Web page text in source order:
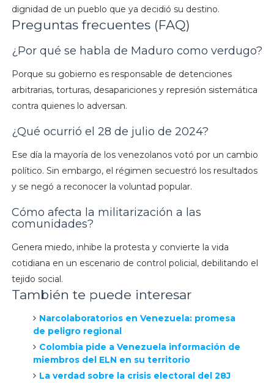
dignidad de un pueblo que ya decidió su destino.
Preguntas frecuentes (FAQ)
¿Por qué se habla de Maduro como verdugo?
Porque su gobierno es responsable de detenciones
arbitrarias, torturas, desapariciones y represión sistemática
contra quienes lo adversan.
¿Qué ocurrió el 28 de julio de 2024?
Ese día la mayoría de los venezolanos votó por un cambio
político. Sin embargo, el régimen secuestró los resultados
y se negó a reconocer la voluntad popular.
Cómo afecta la militarización a las
comunidades?
Genera miedo, inhibe la protesta y convierte la vida
cotidiana en un escenario de control policial, debilitando el
tejido social.
También te puede interesar
Narcolaboratorios en Venezuela: promesa
de peligro regional
Colombia pide a Venezuela información de
miembros del ELN en su territorio
La verdad sobre la crisis electoral del 28J